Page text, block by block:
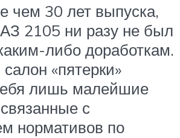
чем 30 лет выпуска,
2105 ни разу не был
либо доработкам.
«пятерки»
лишь малейшие
с
нормативов по